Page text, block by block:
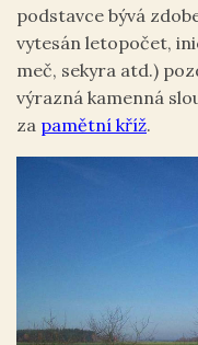
podstavce bývá
vytesán letopočet,
meč, sekyra atd.)
výrazná kamenná
za pamětní kříž.